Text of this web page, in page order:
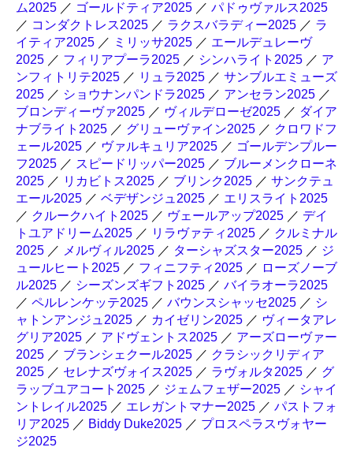
ム2025 ／ ゴールドティア2025 ／ パドゥヴァルス2025
／ コンダクトレス2025 ／ ラクスバラディー2025 ／ ラ
イティア2025 ／ ミリッサ2025 ／ エールデュレーヴ
2025 ／ フィリアプーラ2025 ／ シンハライト2025 ／ ア
ンフィトリテ2025 ／ リュラ2025 ／ サンブルエミューズ
2025 ／ ショウナンパンドラ2025 ／ アンセラン2025 ／
ブロンディーヴァ2025 ／ ヴィルデローゼ2025 ／ ダイア
ナブライト2025 ／ グリューヴァイン2025 ／ クロワドフ
ェール2025 ／ ヴァルキュリア2025 ／ ゴールデンプルー
フ2025 ／ スピードリッパー2025 ／ ブルーメンクローネ
2025 ／ リカビトス2025 ／ ブリンク2025 ／ サンクテュ
エール2025 ／ ベデザンジュ2025 ／ エリスライト2025
／ クルークハイト2025 ／ ヴェールアップ2025 ／ デイ
トユアドリーム2025 ／ リラヴァティ2025 ／ クルミナル
2025 ／ メルヴィル2025 ／ ターシャズスター2025 ／ ジ
ュールヒート2025 ／ フィニフティ2025 ／ ローズノーブ
ル2025 ／ シーズンズギフト2025 ／ バイラオーラ2025
／ ペルレンケッテ2025 ／ バウンスシャッセ2025 ／ シ
ャトンアンジュ2025 ／ カイゼリン2025 ／ ヴィータアレ
グリア2025 ／ アドヴェントス2025 ／ アーズローヴァー
2025 ／ ブランシェクール2025 ／ クラシックリディア
2025 ／ セレナズヴォイス2025 ／ ラヴォルタ2025 ／ グ
ラッブユアコート2025 ／ ジェムフェザー2025 ／ シャイ
ントレイル2025 ／ エレガントマナー2025 ／ パストフォ
リア2025 ／ Biddy Duke2025 ／ プロスペラスヴォヤー
ジ2025